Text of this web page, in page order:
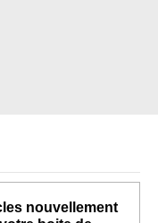
nouvellement